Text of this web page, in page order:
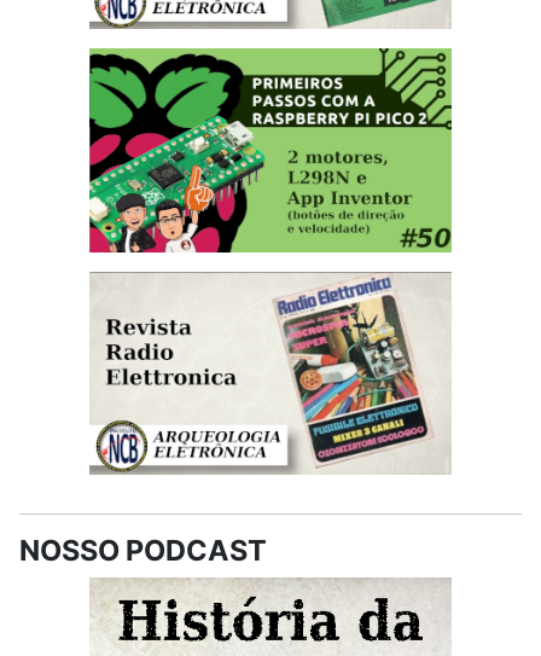
NOSSO PODCAST